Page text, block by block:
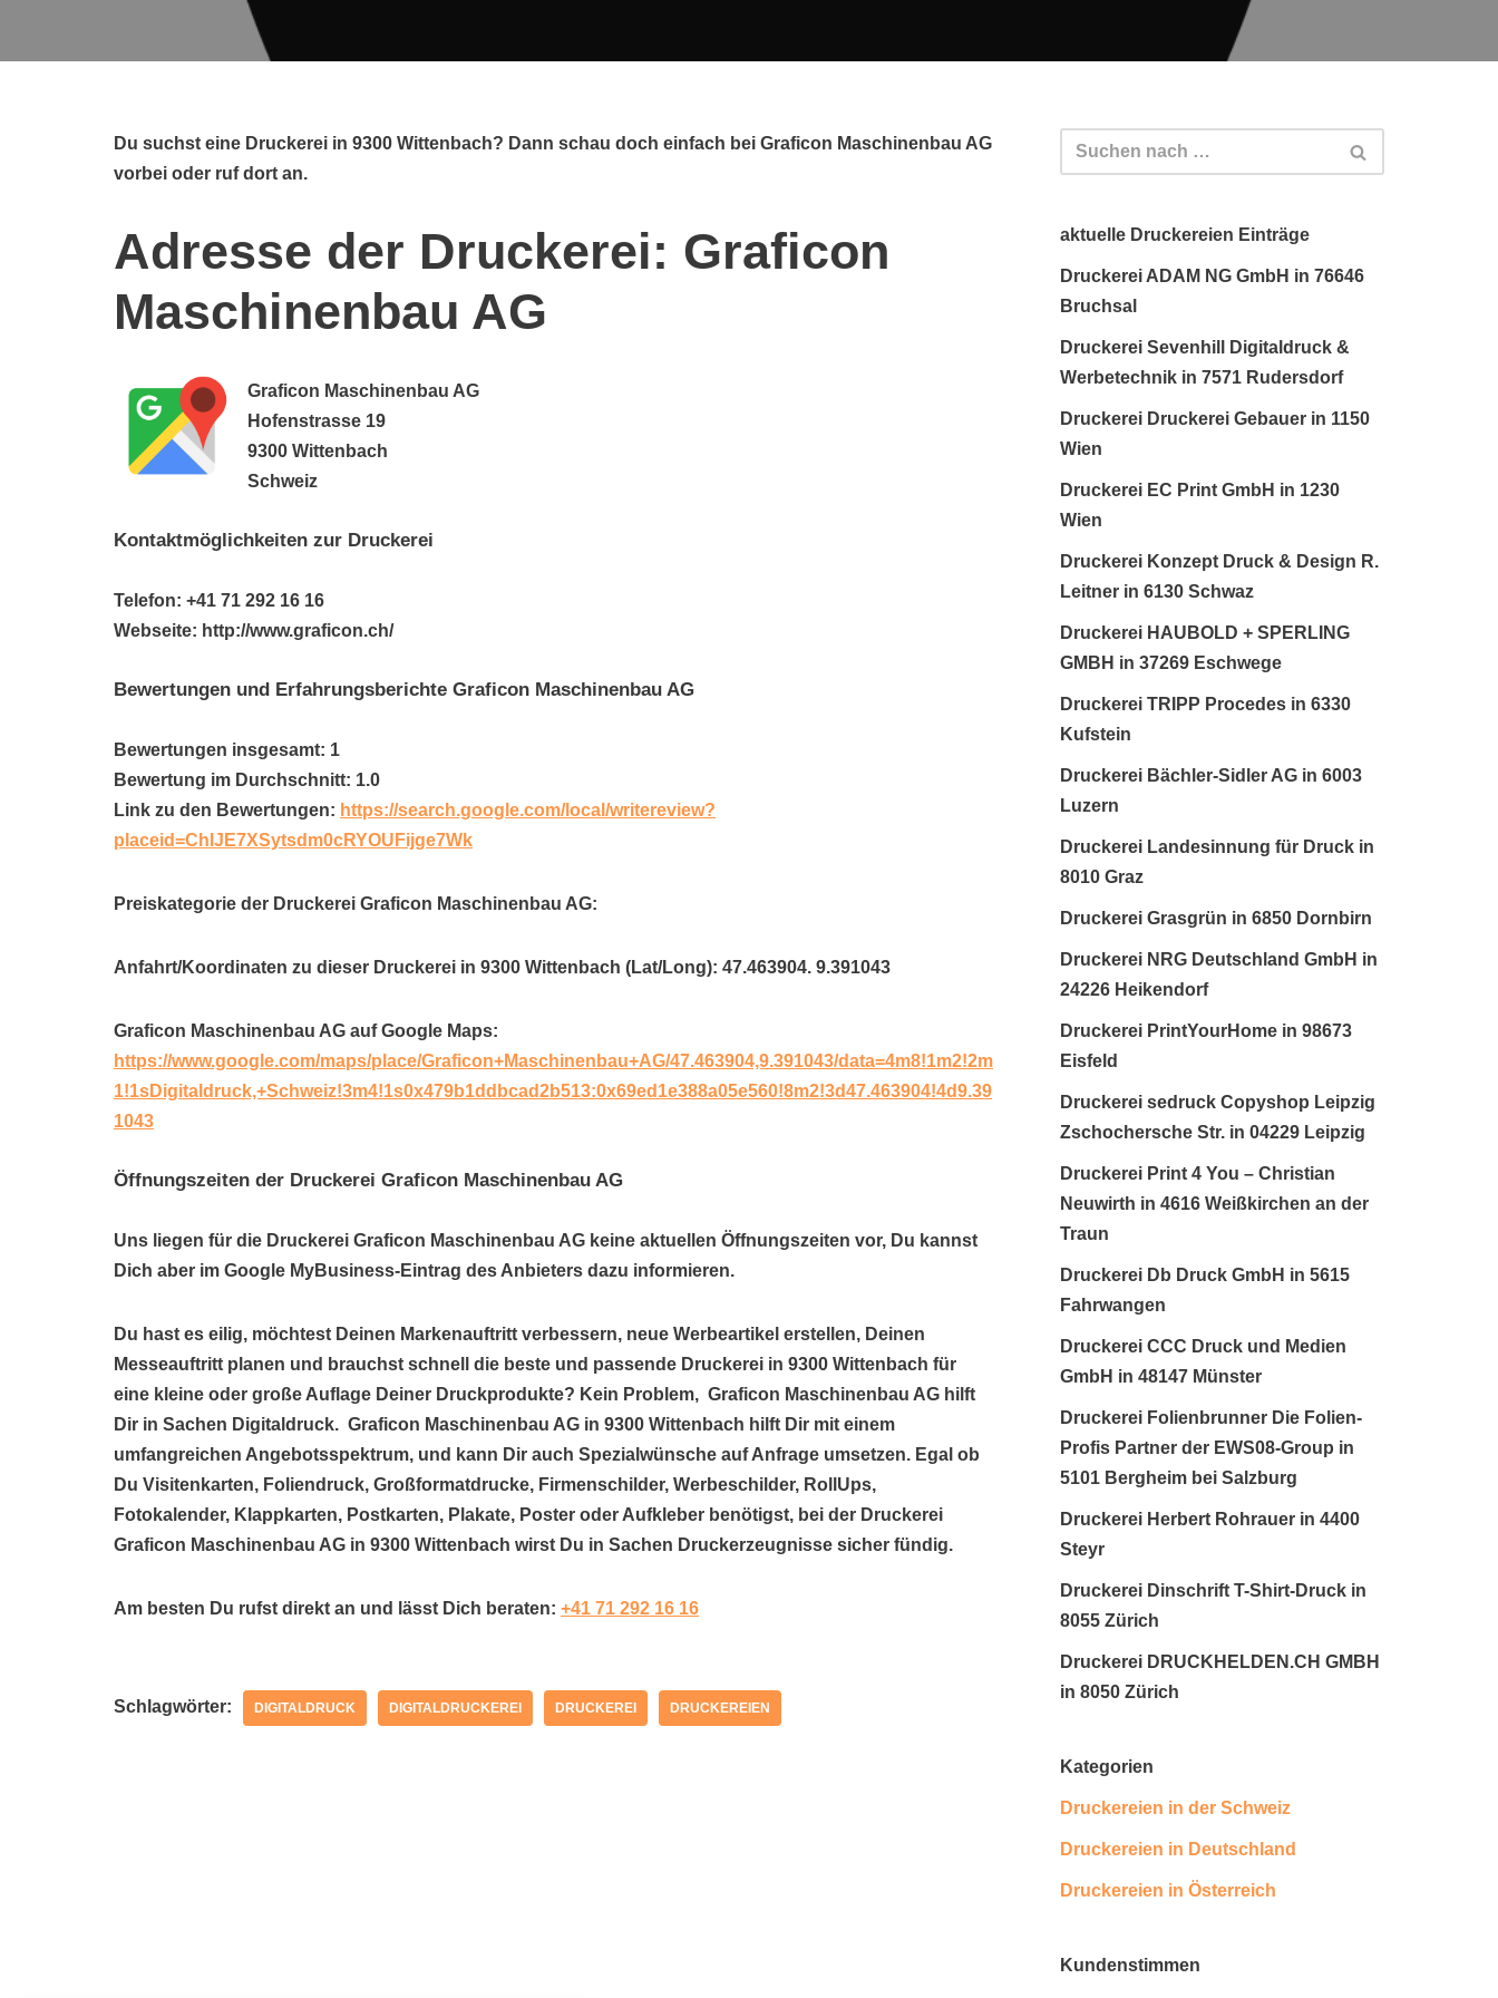
Du suchst eine Druckerei in 9300 Wittenbach? Dann schau doch einfach bei Graficon Maschinenbau AG
vorbei oder ruf dort an.
Adresse der Druckerei: Graficon
Maschinenbau AG
Graficon Maschinenbau AG
Hofenstrasse 19
9300 Wittenbach
Schweiz
Kontaktmöglichkeiten zur Druckerei
Telefon: +41 71 292 16 16
Webseite: http://www.graficon.ch/
Bewertungen und Erfahrungsberichte Graficon Maschinenbau AG
Bewertungen insgesamt: 1
Bewertung im Durchschnitt: 1.0
Link zu den Bewertungen: https://search.google.com/local/writereview?
placeid=ChIJE7XSytsdm0cRYOUFijge7Wk
Preiskategorie der Druckerei Graficon Maschinenbau AG:
Anfahrt/Koordinaten zu dieser Druckerei in 9300 Wittenbach (Lat/Long): 47.463904. 9.391043
Graficon Maschinenbau AG auf Google Maps:
https://www.google.com/maps/place/Graficon+Maschinenbau+AG/47.463904,9.391043/data=4m8!1m2!2m
1!1sDigitaldruck,+Schweiz!3m4!1s0x479b1ddbcad2b513:0x69ed1e388a05e560!8m2!3d47.463904!4d9.39
1043
Öffnungszeiten der Druckerei Graficon Maschinenbau AG
Uns liegen für die Druckerei Graficon Maschinenbau AG keine aktuellen Öffnungszeiten vor, Du kannst
Dich aber im Google MyBusiness-Eintrag des Anbieters dazu informieren.
Du hast es eilig, möchtest Deinen Markenauftritt verbessern, neue Werbeartikel erstellen, Deinen
Messeauftritt planen und brauchst schnell die beste und passende Druckerei in 9300 Wittenbach für
eine kleine oder große Auflage Deiner Druckprodukte? Kein Problem, Graficon Maschinenbau AG hilft
Dir in Sachen Digitaldruck. Graficon Maschinenbau AG in 9300 Wittenbach hilft Dir mit einem
umfangreichen Angebotsspektrum, und kann Dir auch Spezialwünsche auf Anfrage umsetzen. Egal ob
Du Visitenkarten, Foliendruck, Großformatdrucke, Firmenschilder, Werbeschilder, RollUps,
Fotokalender, Klappkarten, Postkarten, Plakate, Poster oder Aufkleber benötigst, bei der Druckerei
Graficon Maschinenbau AG in 9300 Wittenbach wirst Du in Sachen Druckerzeugnisse sicher fündig.
Am besten Du rufst direkt an und lässt Dich beraten: +41 71 292 16 16
Schlagwörter: DIGITALDRUCK DIGITALDRUCKEREI DRUCKEREI DRUCKEREIEN
aktuelle Druckereien Einträge
Druckerei ADAM NG GmbH in 76646
Bruchsal
Druckerei Sevenhill Digitaldruck &
Werbetechnik in 7571 Rudersdorf
Druckerei Druckerei Gebauer in 1150
Wien
Druckerei EC Print GmbH in 1230
Wien
Druckerei Konzept Druck & Design R.
Leitner in 6130 Schwaz
Druckerei HAUBOLD + SPERLING
GMBH in 37269 Eschwege
Druckerei TRIPP Procedes in 6330
Kufstein
Druckerei Bächler-Sidler AG in 6003
Luzern
Druckerei Landesinnung für Druck in
8010 Graz
Druckerei Grasgrün in 6850 Dornbirn
Druckerei NRG Deutschland GmbH in
24226 Heikendorf
Druckerei PrintYourHome in 98673
Eisfeld
Druckerei sedruck Copyshop Leipzig
Zschochersche Str. in 04229 Leipzig
Druckerei Print 4 You – Christian
Neuwirth in 4616 Weißkirchen an der
Traun
Druckerei Db Druck GmbH in 5615
Fahrwangen
Druckerei CCC Druck und Medien
GmbH in 48147 Münster
Druckerei Folienbrunner Die Folien-
Profis Partner der EWS08-Group in
5101 Bergheim bei Salzburg
Druckerei Herbert Rohrauer in 4400
Steyr
Druckerei Dinschrift T-Shirt-Druck in
8055 Zürich
Druckerei DRUCKHELDEN.CH GMBH
in 8050 Zürich
Kategorien
Druckereien in der Schweiz
Druckereien in Deutschland
Druckereien in Österreich
Kundenstimmen